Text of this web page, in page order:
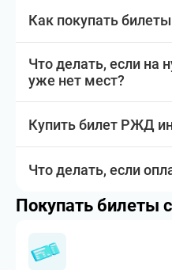
Как покупать
Что делать, если на
уже нет мест?
Купить билет РЖД
Что делать, если
Покупать билеты